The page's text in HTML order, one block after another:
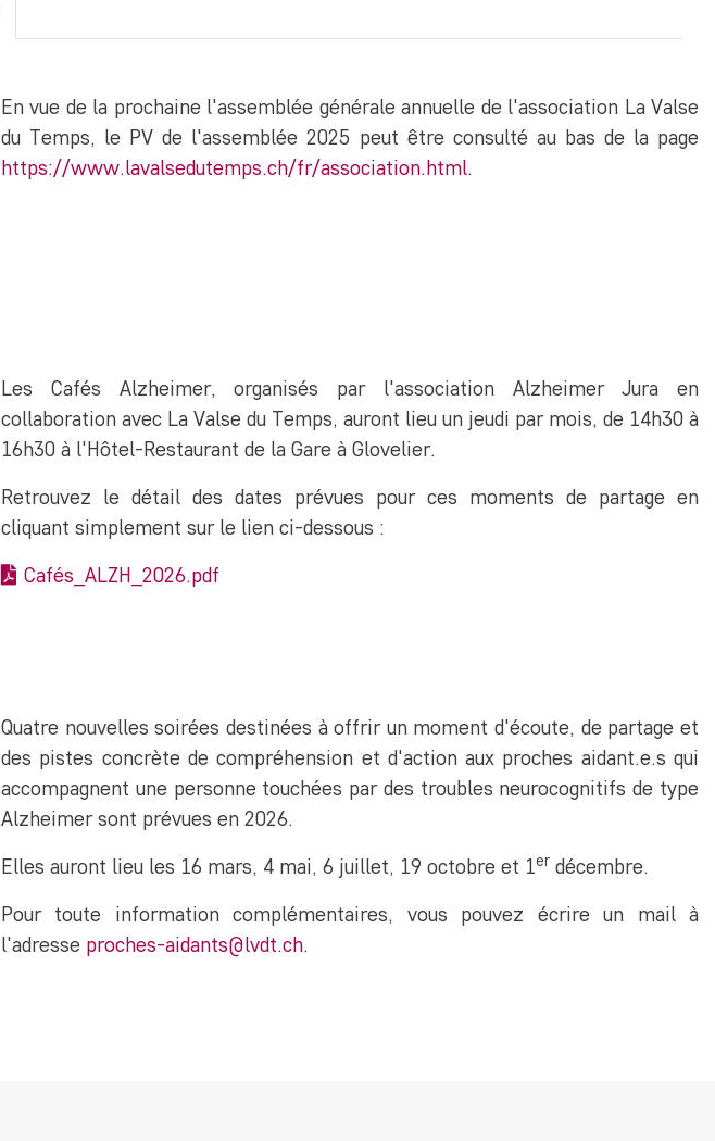
En vue de la prochaine l'assemblée générale annuelle de l'association La Valse
du Temps, le PV de l'assemblée 2025 peut être consulté au bas de la page
https://www.lavalsedutemps.ch/fr/association.html.
Les Cafés Alzheimer, organisés par l'association Alzheimer Jura en
collaboration avec La Valse du Temps, auront lieu un jeudi par mois, de 14h30 à
16h30 à l'Hôtel-Restaurant de la Gare à Glovelier.
Retrouvez le détail des dates prévues pour ces moments de partage en
cliquant simplement sur le lien ci-dessous :
Cafés_ALZH_2026.pdf
Quatre nouvelles soirées destinées à offrir un moment d'écoute, de partage et
des pistes concrète de compréhension et d'action aux proches aidant.e.s qui
accompagnent une personne touchées par des troubles neurocognitifs de type
Alzheimer sont prévues en 2026.
Elles auront lieu les 16 mars, 4 mai, 6 juillet, 19 octobre et 1er décembre.
Pour toute information complémentaires, vous pouvez écrire un mail à
l'adresse proches-aidants@lvdt.ch.